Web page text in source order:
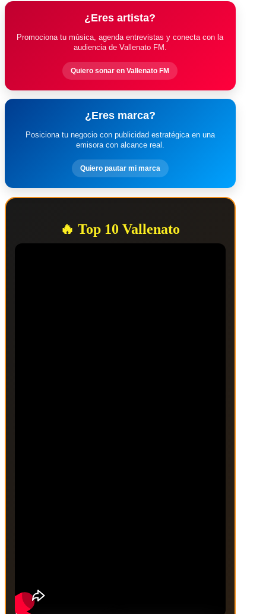
¿Eres artista?
Promociona tu música, agenda entrevistas y conecta con la
audiencia de Vallenato FM.
Quiero sonar en Vallenato FM
¿Eres marca?
Posiciona tu negocio con publicidad estratégica en una
emisora con alcance real.
Quiero pautar mi marca
🔥 Top 10 Vallenato